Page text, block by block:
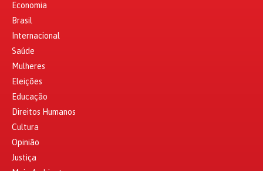
Economia
Brasil
Internacional
Saúde
Mulheres
Eleições
Educação
Direitos Humanos
Cultura
Opinião
Justiça